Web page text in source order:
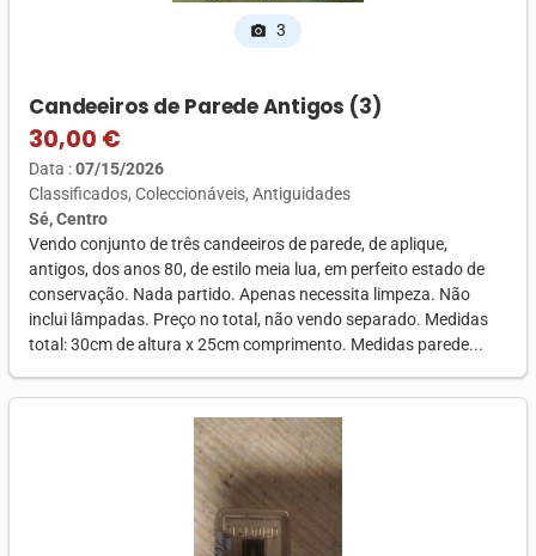
photo_camera 3
Candeeiros de Parede Antigos (3)
30,00 €
Data :07/15/2026
Classificados Coleccionáveis Antiguidades
Sé, Centro
Vendo conjunto de três candeeiros de parede, de aplique,
antigos, dos anos 80, de estilo meia lua, em perfeito estado de
conservação. Nada partido. Apenas necessita limpeza. Não
inclui lâmpadas. Preço no total, não vendo separado. Medidas
total: 30cm de altura x 25cm comprimento. Medidas parede...